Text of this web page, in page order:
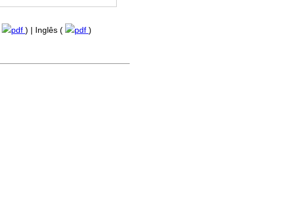
pdf ) | Inglês ( pdf )